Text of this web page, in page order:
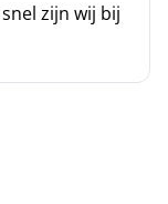
zijn wij bij